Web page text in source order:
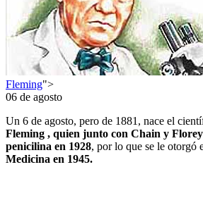
Fleming">
06 de agosto
Un 6 de agosto, pero de 1881, nace el
Fleming , quien junto con Chain y
penicilina en 1928, por lo que se le otorgó
Medicina en 1945.